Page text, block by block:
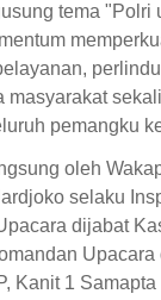
tema "Polri
masyarakat
pemangku
oleh
selaku
dijabat
Kanit 1